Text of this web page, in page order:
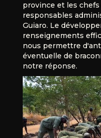
province et les chefs
responsables
Guiaro. Le
renseignements
nous permettre
éventuelle de
notre réponse.